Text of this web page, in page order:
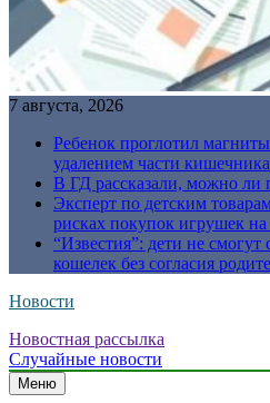
7 августа, 2026
Ребенок проглотил
удалением части кишечника
В ГД рассказали, можно ли
Эксперт по детским
рисках покупок игрушек на
“Известия”: дети не
кошелек без согласия
Новости
Новостная рассылка
Случайные новости
Меню